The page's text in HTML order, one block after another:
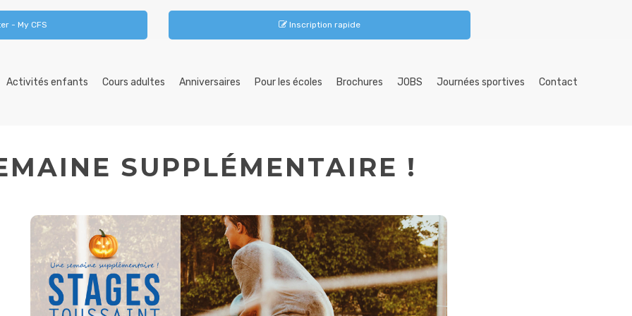
- My CFS Inscription rapide
Activités enfants Cours adultes Anniversaires Pour les écoles Brochures JOBS Journées sportives Contact
SUPPLÉMENTAIRE !